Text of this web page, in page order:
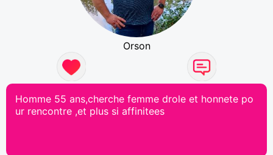
Orson
Homme 55 ans,cherche femme drole et honnete po
ur rencontre ,et plus si affinitees